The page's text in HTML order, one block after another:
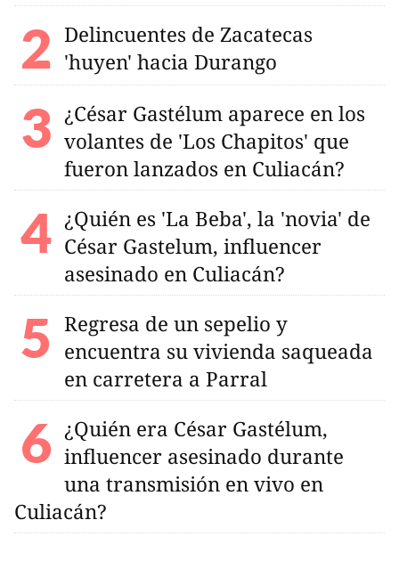
Delincuentes de Zacatecas
'huyen' hacia Durango
¿César Gastélum aparece en los
volantes de 'Los Chapitos' que
fueron lanzados en Culiacán?
¿Quién es 'La Beba', la 'novia' de
César Gastelum, influencer
asesinado en Culiacán?
Regresa de un sepelio y
encuentra su vivienda saqueada
en carretera a Parral
¿Quién era César Gastélum,
influencer asesinado durante
una transmisión en vivo en
Culiacán?